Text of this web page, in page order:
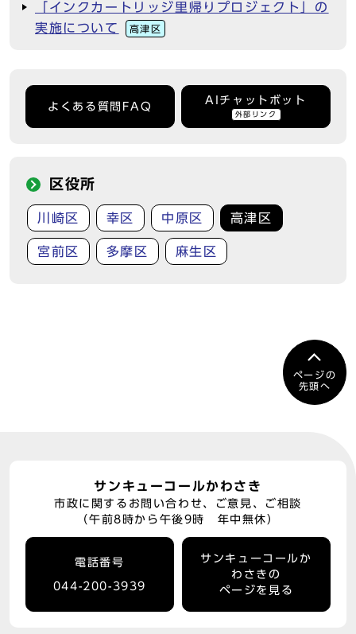
「インクカートリッジ里帰りプロジェクト」の
実施について
高津区
よくある質問FAQ
AIチャットボット
外部リンク
区役所
川崎区 幸区 中原区 高津区
宮前区 多摩区 麻生区
ページの
先頭へ
サンキューコールかわさき
市政に関するお問い合わせ、ご意見、ご相談
（午前8時から午後9時 年中無休）
電話番号
044-200-3939
サンキューコールか
わさきの
ページを見る